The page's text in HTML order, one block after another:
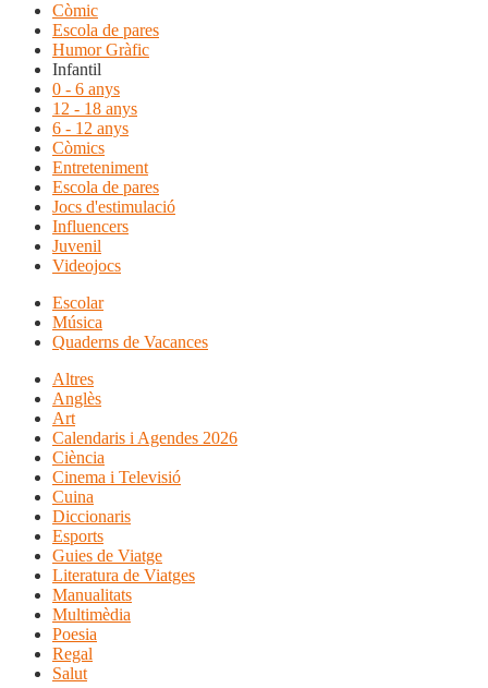
Còmic
Escola de pares
Humor Gràfic
Infantil
0 - 6 anys
12 - 18 anys
6 - 12 anys
Còmics
Entreteniment
Escola de pares
Jocs d'estimulació
Influencers
Juvenil
Videojocs
Escolar
Música
Quaderns de Vacances
Altres
Anglès
Art
Calendaris i Agendes 2026
Ciència
Cinema i Televisió
Cuina
Diccionaris
Esports
Guies de Viatge
Literatura de Viatges
Manualitats
Multimèdia
Poesia
Regal
Salut